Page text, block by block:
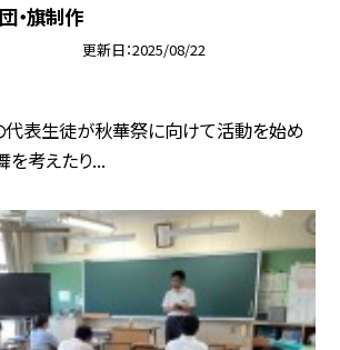
・旗制作
更新日 2025/08/22
代表生徒が秋華祭に向けて活動を始め
を考えたり...